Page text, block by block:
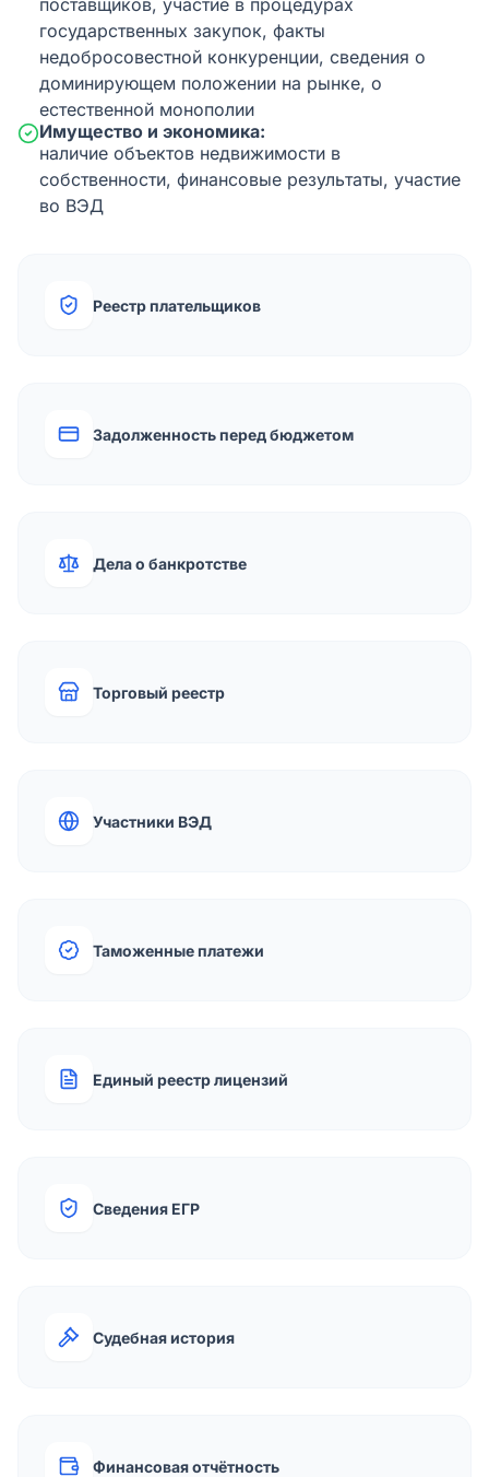
поставщиков, участие в процедурах
государственных закупок, факты
недобросовестной конкуренции, сведения о
доминирующем положении на рынке, о
естественной монополии
Имущество и экономика:
наличие объектов недвижимости в
собственности, финансовые результаты, участие
во ВЭД
Реестр плательщиков
Задолженность перед бюджетом
Дела о банкротстве
Торговый реестр
Участники ВЭД
Таможенные платежи
Единый реестр лицензий
Сведения ЕГР
Судебная история
Финансовая отчётность